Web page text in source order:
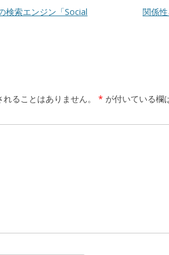
検索エンジン「Social
関係
ることはありません。 * が付いている欄